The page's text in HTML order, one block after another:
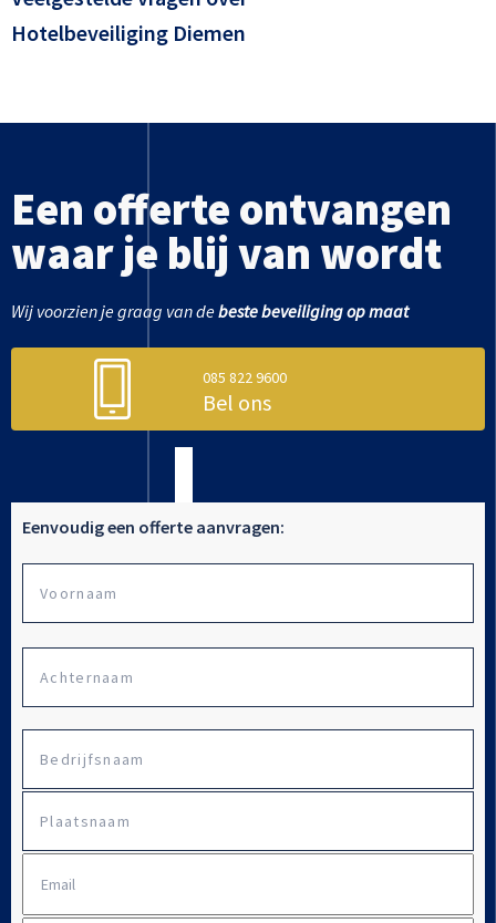
Hotelbeveiliging Diemen
Een offerte ontvangen
waar je blij van wordt
Wij voorzien je graag van debeste beveiliging op maat
085 822 9600
Bel ons
Eenvoudig een offerte aanvragen:
Naam
Bedrijfsnaam
Plaatsnaam
mailadres *